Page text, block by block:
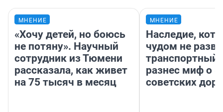
МНЕНИЕ
«Хочу детей, но боюсь
не потяну». Научный
сотрудник из Тюмени
рассказала, как живет
на 75 тысяч в месяц
МНЕНИЕ
Наследие,
чудом не
транспортный
разнес миф о
советских